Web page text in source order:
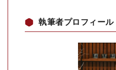
執筆者プロフィール